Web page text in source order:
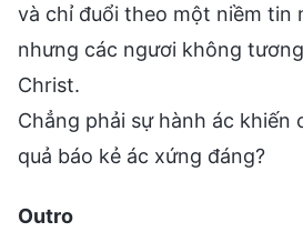
và chỉ đuổi theo một niềm tin
nhưng các ngươi không
Christ.
Chẳng phải sự hành ác khiến
quả báo kẻ ác xứng đáng?
Outro